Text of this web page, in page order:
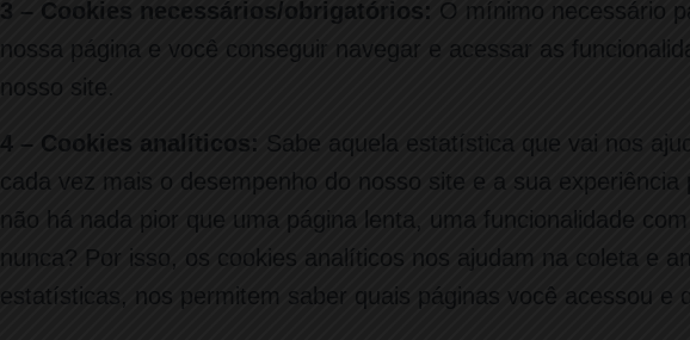
3 – Cookies necessários/obrigatórios: O mínimo necessário
nossa página e você conseguir navegar e acessar as
nosso site.
4 – Cookies analíticos: Sabe aquela estatística que vai nos
cada vez mais o desempenho do nosso site e a sua experiência
não há nada pior que uma página lenta, uma funcionalidade
nunca? Por isso, os cookies analíticos nos ajudam na coleta e
estatísticas, nos permitem saber quais páginas você acessou e